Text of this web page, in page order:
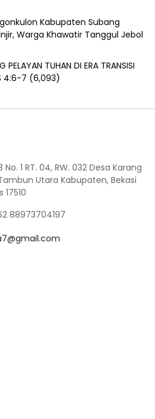
Kabupaten Subang
Warga Khawatir Tanggul Jebol
PELAYAN TUHAN DI ERA TRANSISI
4:6-7 (6,093)
1 RT. 04, RW. 032 Desa Karang
Utara Kabupaten, Bekasi
88973704197